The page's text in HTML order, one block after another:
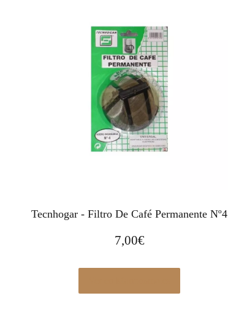
Tecnhogar - Filtro De Café Permanente Nº4
7,00€